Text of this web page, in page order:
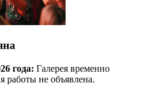
года: Галерея временно
работы не объявлена.